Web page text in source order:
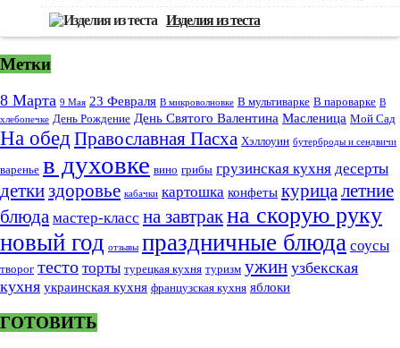
Изделия из теста
Метки
8 Марта 9 Мая 23 Февраля В микроволновке В мультиварке В пароварке В
хлебопечке День Рождение День Святого Валентина Масленица Мой Сад
На обед Православная Пасха Хэллоуин бутерброды и сендвичи
варенье в духовке вино грибы грузинская кухня десерты
деткиздоровье кабачки картошка конфеты курицалетние
блюда мастер-класс на завтракна скорую руку
новый год отзывы праздничные блюда соусы
творог тесто торты турецкая кухня туризм ужин узбекская
кухня украинская кухня французская кухня яблоки
ГОТОВИТЬ